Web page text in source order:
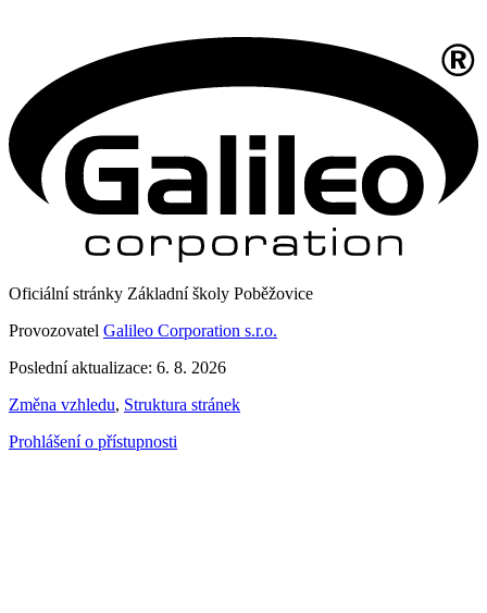
Oficiální stránky Základní školy Poběžovice
Provozovatel Galileo Corporation s.r.o.
Poslední aktualizace: 6. 8. 2026
Změna vzhledu, Struktura stránek
Prohlášení o přístupnosti